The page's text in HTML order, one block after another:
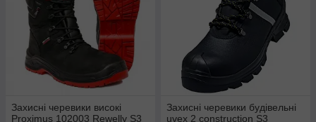
Захисні черевики високі
Proximus 102003 Rewelly S3
Захисні черевики будівельні
uvex 2 construction S3